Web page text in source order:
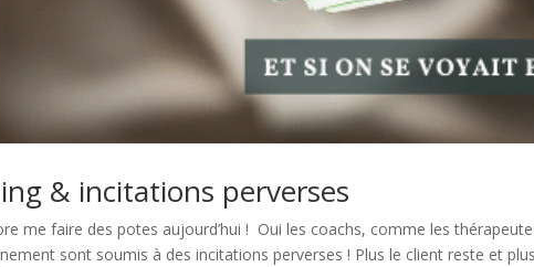
& incitations perverses
me faire des potes aujourd’hui ! Oui les coachs, comme les
sont soumis à des incitations perverses ! Plus le client reste et